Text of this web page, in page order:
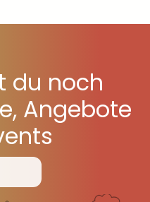
du noch
Angebote